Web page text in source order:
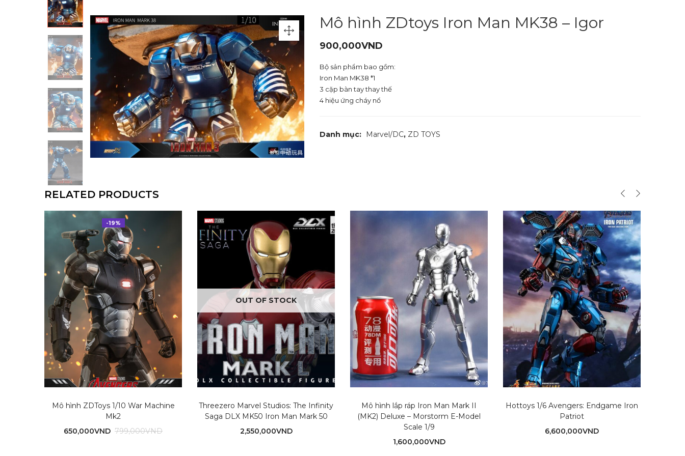
Mô hình ZDtoys Iron Man MK38 – Igor
900,000VND
Bộ sản phẩm bao gồm:
Iron Man MK38 *1
3 cặp bàn tay thay thế
4 hiệu ứng cháy nổ
Danh mục: Marvel/DC, ZD TOYS
RELATED PRODUCTS
-19%
Mô hình ZDToys 1/10 War Machine
Mk2
650,000VND 799,000VND
OUT OF STOCK
Threezero Marvel Studios: The Infinity
Saga DLX MK50 Iron Man Mark 50
2,550,000VND
Mô hình lắp ráp Iron Man Mark II
(MK2) Deluxe – Morstorm E-Model
Scale 1/9
1,600,000VND
Hottoys 1/6 Avengers: Endgame Iron
Patriot
6,600,000VND